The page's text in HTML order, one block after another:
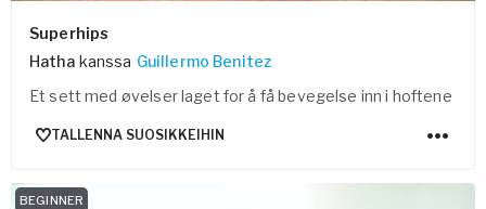
Superhips
Hatha kanssa Guillermo Benitez
Et sett med øvelser laget for å få bevegelse inn i hoftene
TALLENNA SUOSIKKEIHIN
BEGINNER